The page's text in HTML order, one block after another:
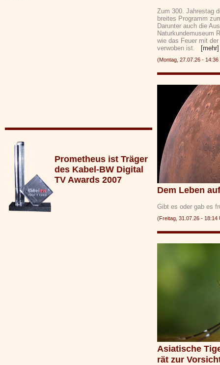
Prometheus ist Träger
des Kabel-BW Digital
TV Awards 2007
Zum 300. Jahrestag
breites Programm
Darunter auch die
Naturkundemuseum
wie das Feuer mit
verwoben ist.
[mehr]
(Montag, 27.07.26 -
Dem Leben
Gibt es oder gab es
(Freitag, 31.07.26 -
Asiatische
rät zur